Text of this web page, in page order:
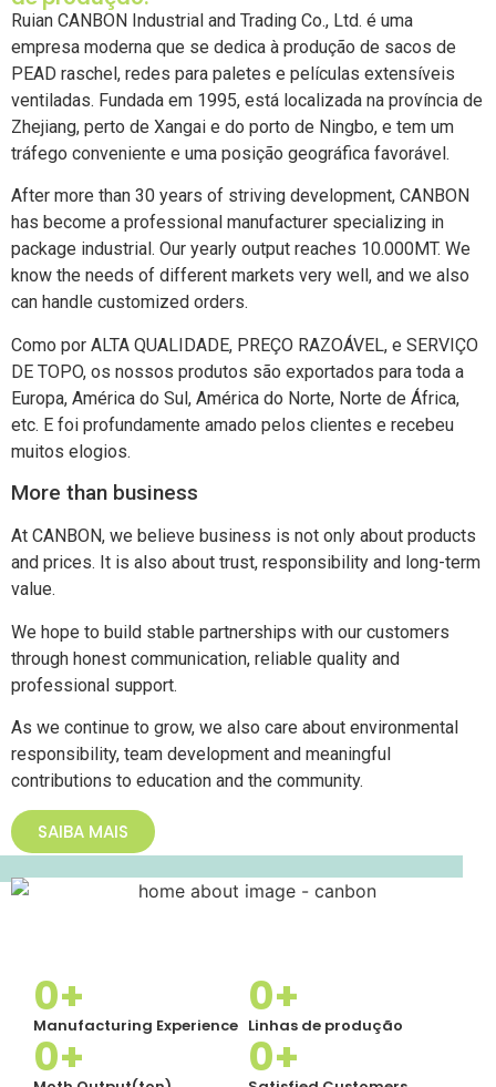
películas extensíveis ventiladas desde
1995
Ruian CANBON Industrial and Trading Co., Ltd. é uma
empresa moderna que se dedica à produção de sacos de
PEAD raschel, redes para paletes e películas extensíveis
ventiladas. Fundada em 1995, está localizada na província de
Zhejiang, perto de Xangai e do porto de Ningbo, e tem um
tráfego conveniente e uma posição geográfica favorável.
After more than 30 years of striving development, CANBON
has become a professional manufacturer specializing in
package industrial. Our yearly output reaches 10.000MT. We
know the needs of different markets very well, and we also
can handle customized orders.
Como por ALTA QUALIDADE, PREÇO RAZOÁVEL, e SERVIÇO
DE TOPO, os nossos produtos são exportados para toda a
Europa, América do Sul, América do Norte, Norte de África,
etc. E foi profundamente amado pelos clientes e recebeu
muitos elogios.
More than business
At CANBON, we believe business is not only about products
and prices. It is also about trust, responsibility and long-term
value.
We hope to build stable partnerships with our customers
through honest communication, reliable quality and
professional support.
As we continue to grow, we also care about environmental
responsibility, team development and meaningful
contributions to education and the community.
SAIBA MAIS
Manufacturing Experience
0+
Linhas de produção
0+
0+ 0+